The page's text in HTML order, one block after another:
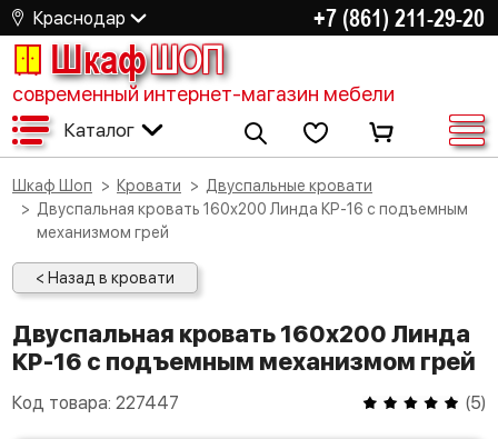
Краснодар +7 (861) 211-29-20
ШкафШОП
современный интернет-магазин мебели
Каталог
Шкаф Шоп Кровати
Двуспальные кровати
Двуспальная кровать 160х200 Линда КР-16 с подъемным
механизмом грей
< Назад в кровати
Двуспальная кровать 160х200 Линда
КР-16 с подъемным механизмом грей
Код товара: 227447 (5)